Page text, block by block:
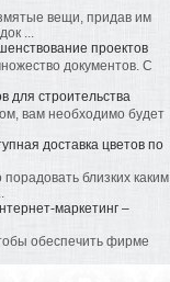
вещи, придав им
...
проектов
документов. С
для строительства
вам необходимо будет
доставка цветов по
близких каким
маркетинг –
обеспечить фирме